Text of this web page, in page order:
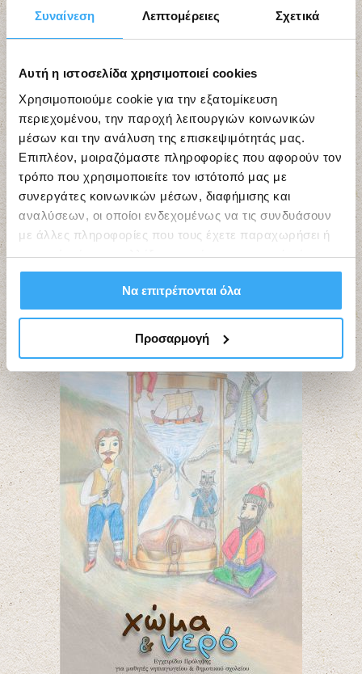
Συναίνεση Λεπτομέρειες Σχετικά
Αυτή η ιστοσελίδα χρησιμοποιεί cookies
Χρησιμοποιούμε cookie για την εξατομίκευση
περιεχομένου, την παροχή λειτουργιών κοινωνικών
μέσων και την ανάλυση της επισκεψιμότητάς μας.
Επιπλέον, μοιραζόμαστε πληροφορίες που αφορούν τον
τρόπο που χρησιμοποιείτε τον ιστότοπό μας με
συνεργάτες κοινωνικών μέσων, διαφήμισης και
αναλύσεων, οι οποίοι ενδεχομένως να τις συνδυάσουν
με άλλες πληροφορίες που τους έχετε παραχωρήσει ή
τις οποίες έχουν συλλέξει σε σχέση με την από μέρους
σας χρήση των υπηρεσιών τους.
Να επιτρέπονται όλα
Προσαρμογή